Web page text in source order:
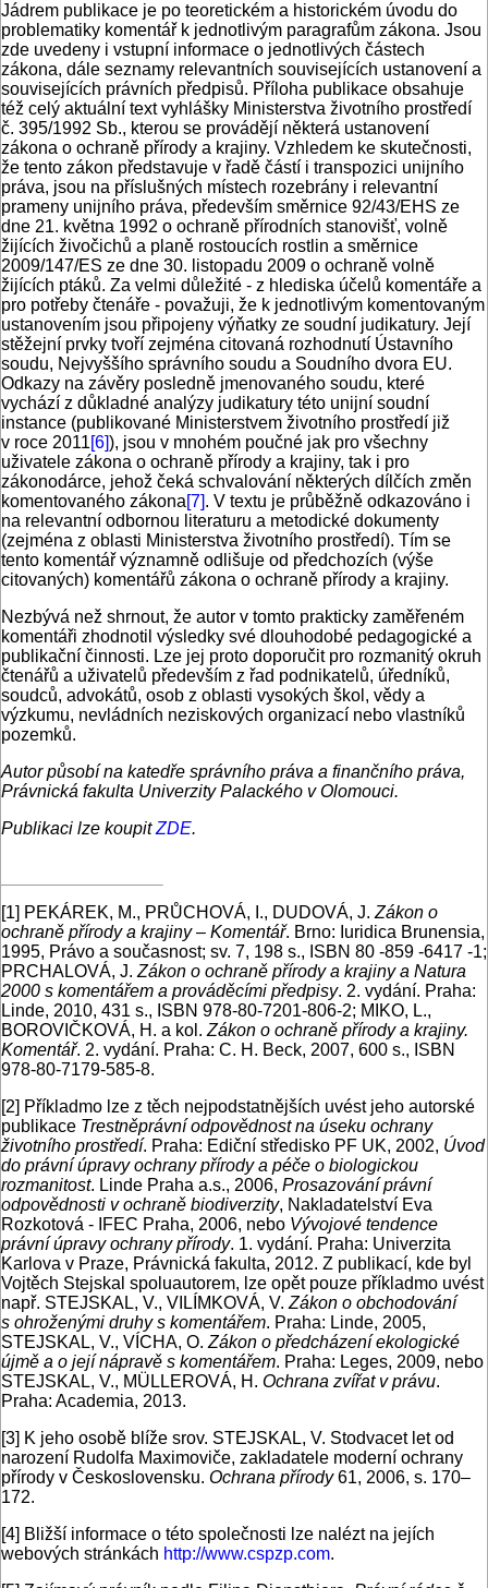
Jádrem publikace je po teoretickém a historickém úvodu do
problematiky komentář k jednotlivým paragrafům zákona. Jsou
zde uvedeny i vstupní informace o jednotlivých částech
zákona, dále seznamy relevantních souvisejících ustanovení a
souvisejících právních předpisů. Příloha publikace obsahuje
též celý aktuální text vyhlášky Ministerstva životního prostředí
č. 395/1992 Sb., kterou se provádějí některá ustanovení
zákona o ochraně přírody a krajiny. Vzhledem ke skutečnosti,
že tento zákon představuje v řadě částí i transpozici unijního
práva, jsou na příslušných místech rozebrány i relevantní
prameny unijního práva, především směrnice 92/43/EHS ze
dne 21. května 1992 o ochraně přírodních stanovišť, volně
žijících živočichů a planě rostoucích rostlin a směrnice
2009/147/ES ze dne 30. listopadu 2009 o ochraně volně
žijících ptáků. Za velmi důležité - z hlediska účelů komentáře a
pro potřeby čtenáře - považuji, že k jednotlivým komentovaným
ustanovením jsou připojeny výňatky ze soudní judikatury. Její
stěžejní prvky tvoří zejména citovaná rozhodnutí Ústavního
soudu, Nejvyššího správního soudu a Soudního dvora EU.
Odkazy na závěry posledně jmenovaného soudu, které
vychází z důkladné analýzy judikatury této unijní soudní
instance (publikované Ministerstvem životního prostředí již
v roce 2011[6]), jsou v mnohém poučné jak pro všechny
uživatele zákona o ochraně přírody a krajiny, tak i pro
zákonodárce, jehož čeká schvalování některých dílčích změn
komentovaného zákona[7]. V textu je průběžně odkazováno i
na relevantní odbornou literaturu a metodické dokumenty
(zejména z oblasti Ministerstva životního prostředí). Tím se
tento komentář významně odlišuje od předchozích (výše
citovaných) komentářů zákona o ochraně přírody a krajiny.
Nezbývá než shrnout, že autor v tomto prakticky zaměřeném
komentáři zhodnotil výsledky své dlouhodobé pedagogické a
publikační činnosti. Lze jej proto doporučit pro rozmanitý okruh
čtenářů a uživatelů především z řad podnikatelů, úředníků,
soudců, advokátů, osob z oblasti vysokých škol, vědy a
výzkumu, nevládních neziskových organizací nebo vlastníků
pozemků.
Autor působí na katedře správního práva a finančního práva,
Právnická fakulta Univerzity Palackého v Olomouci.
Publikaci lze koupitZDE.
[1] PEKÁREK, M., PRŮCHOVÁ, I., DUDOVÁ, J. Zákon o
ochraně přírody a krajiny – Komentář. Brno: Iuridica Brunensia,
1995, Právo a současnost; sv. 7, 198 s., ISBN 80 -859 -6417 -1;
PRCHALOVÁ, J. Zákon o ochraně přírody a krajiny a Natura
2000 s komentářem a prováděcími předpisy. 2. vydání. Praha:
Linde, 2010, 431 s., ISBN 978-80-7201-806-2; MIKO, L.,
BOROVIČKOVÁ, H. a kol. Zákon o ochraně přírody a krajiny.
Komentář. 2. vydání. Praha: C. H. Beck, 2007, 600 s., ISBN
978-80-7179-585-8.
[2] Příkladmo lze z těch nejpodstatnějších uvést jeho autorské
publikace Trestněprávní odpovědnost na úseku ochrany
životního prostředí. Praha: Ediční středisko PF UK, 2002, Úvod
do právní úpravy ochrany přírody a péče o biologickou
rozmanitost. Linde Praha a.s., 2006, Prosazování právní
odpovědnosti v ochraně biodiverzity, Nakladatelství Eva
Rozkotová - IFEC Praha, 2006, nebo Vývojové tendence
právní úpravy ochrany přírody. 1. vydání. Praha: Univerzita
Karlova v Praze, Právnická fakulta, 2012. Z publikací, kde byl
Vojtěch Stejskal spoluautorem, lze opět pouze příkladmo uvést
např. STEJSKAL, V., VILÍMKOVÁ, V. Zákon o obchodování
s ohroženými druhy s komentářem. Praha: Linde, 2005,
STEJSKAL, V., VÍCHA, O. Zákon o předcházení ekologické
újmě a o její nápravě s komentářem. Praha: Leges, 2009, nebo
STEJSKAL, V., MÜLLEROVÁ, H. Ochrana zvířat v právu.
Praha: Academia, 2013.
[3] K jeho osobě blíže srov. STEJSKAL, V. Stodvacet let od
narození Rudolfa Maximoviče, zakladatele moderní ochrany
přírody v Československu. Ochrana přírody61, 2006, s. 170–
172.
[4] Bližší informace o této společnosti lze nalézt na jejích
webových stránkách http://www.cspzp.com.